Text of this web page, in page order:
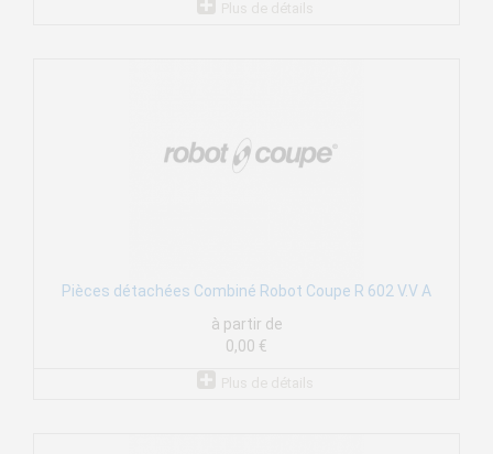
Pièces détachées Combiné Robot Coupe R 602 V.V A
à partir de
0,00 €